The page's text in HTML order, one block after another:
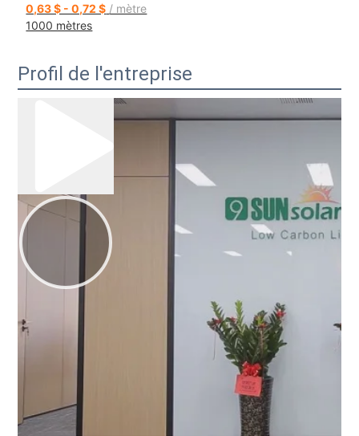
0,63 $ - 0,72 $ / mètre
1000 mètres
Profil de l'entreprise